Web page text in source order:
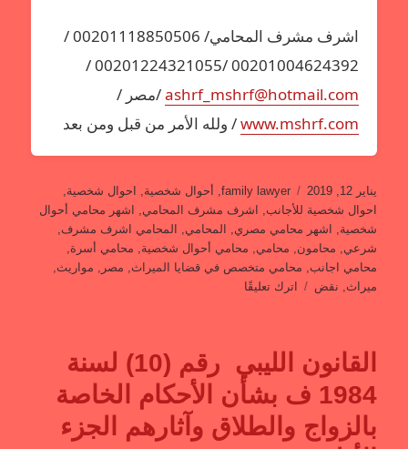
اشرف مشرف المحامي/ 00201118850506 /
00201004624392 /00201224321055 /
ashrf_mshrf@hotmail.com/مصر /
www.mshrf.com/ ولله الأمر من قبل ومن بعد
نُشرت
في
يناير 12, 2019 التصنيفات
family lawyer أحوال شخصية احوال شخصية
احوال شخصية للأجانب
اشرف مشرف المحامي
اشهر محامي أحوال
شخصية
اشهر محامي مصري المحامي المحامي اشرف مشرف
شرعي
محامون محامي محامي أحوال شخصية محامي أسرة
محامي اجانب محامي متخصص في قضايا الميراث مصر مواريث
ميراث نقض اترك تعليقًا
النظام
العام
القانون الليبي رقم (10) لسنة
1984 ف بشأن الأحكام الخاصة
بالزواج والطلاق وآثارهم الجزء